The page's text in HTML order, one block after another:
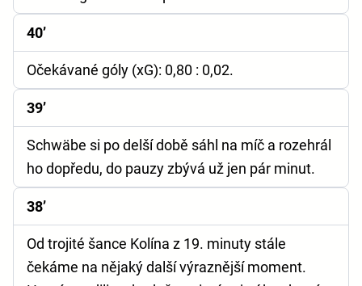
40’
Očekávané góly (xG): 0,80 : 0,02.
39’
Schwäbe si po delší době sáhl na míč a rozehrál
ho dopředu, do pauzy zbývá už jen pár minut.
38’
Od trojité šance Kolína z 19. minuty stále
čekáme na nějaký další výraznější moment.